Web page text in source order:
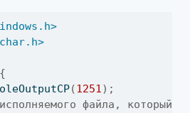
{
(1251);
файла, который